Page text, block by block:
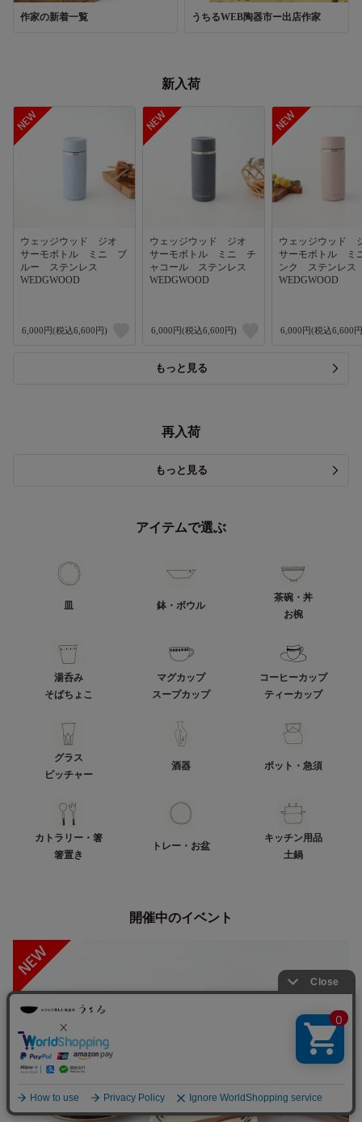
作家の新着一覧 うちるWEB陶器市ー出店作家
新入荷
ウェッジウッド ジオ
サーモボトル ミニ ブ
ルー ステンレス
WEDGWOOD
6,000円(税込6,600円)
ウェッジウッド ジオ
サーモボトル ミニ チ
ャコール ステンレス
WEDGWOOD
6,000円(税込6,600円)
ウェッジウッド
サーモボトル
ンク ステンレ
WEDGWOOD
6,000円(税込6,600
もっと見る
再入荷
もっと見る
アイテムで選ぶ
皿 鉢・ボウル
茶碗・丼
お椀
湯呑み
そばちょこ
マグカップ
スープカップ
コーヒーカップ
ティーカップ
グラス
ピッチャー
酒器 ポット・急須
カトラリー・箸
箸置き
トレー・お盆
キッチン用品
土鍋
開催中のイベント